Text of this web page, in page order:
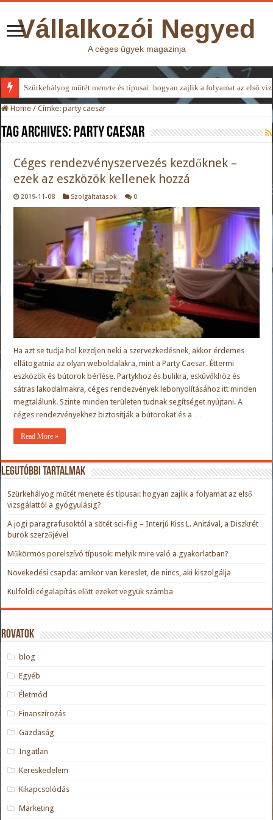
Vállalkozói Negyed
A céges ügyek magazinja
Szürkehályog műtét menete és típusai: hogyan zajlik a folyamat az első
Home / Címke:party caesar
Tag Archives: party caesar
Céges rendezvényszervezés kezdőknek –
ezek az eszközök kellenek hozzá
2019-11-08 Szolgáltatások 0
Ha azt se tudja hol kezdjen neki a szervezkedésnek, akkor érdemes
ellátogatnia az olyan weboldalakra, mint a Party Caesar. Éttermi
eszközök és bútorok bérlése. Partykhoz és bulikra, esküvőkhöz és
sátras lakodalmakra, céges rendezvények lebonyolításához itt minden
megtalálunk. Szinte minden területen tudnak segítséget nyújtani. A
céges rendezvényekhez biztosítják a bútorokat és a …
Read More »
Legutóbbi tartalmak
Szürkehályog műtét menete és típusai: hogyan zajlik a folyamat az első
vizsgálattól a gyógyulásig?
A jogi paragrafusoktól a sötét sci-fiig – Interjú Kiss L. Anitával, a Diszkrét
burok szerzőjével
Műkörmös porelszívó típusok: melyik mire való a gyakorlatban?
Növekedési csapda: amikor van kereslet, de nincs, aki kiszolgálja
Külföldi cégalapítás előtt ezeket vegyük számba
Rovatok
blog
Egyéb
Életmód
Finanszírozás
Gazdaság
Ingatlan
Kereskedelem
Kikapcsolódás
Marketing